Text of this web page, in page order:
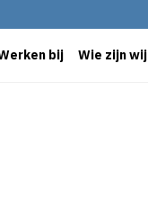
bij Wie zijn wij